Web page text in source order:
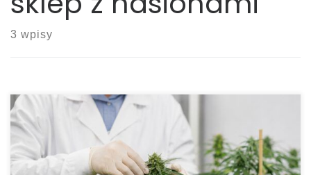
3 wpisy
Jak producenci kontrolują jakość nasion
marihuany? Jakość nasion marihuany ma ogromne
znaczenie dla wiarygodności producenta,